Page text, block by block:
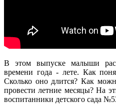
В этом выпуске малыши
времени года - лете. Как
Сколько оно длится? Как
провести летние месяцы? На
воспитанники детского сада